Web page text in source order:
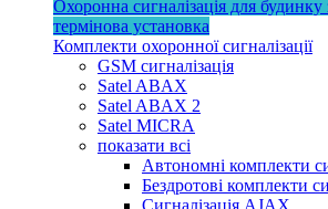
Охоронна сигналізація для будинку
термінова установка
Комплекти охоронної сигналізації
GSM сигналізація
Satel ABAX
Satel ABAX 2
Satel MICRA
показати всі
Автономні комплекти
Бездротові комплекти
Сигналізація AJAX